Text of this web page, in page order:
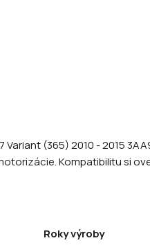
(365) 2010 - 2015
Kompatibilitu si
Roky výroby